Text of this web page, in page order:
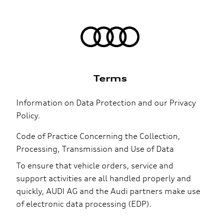
Terms
Information on Data Protection and our Privacy
Policy.
Code of Practice Concerning the Collection,
Processing, Transmission and Use of Data
To ensure that vehicle orders, service and
support activities are all handled properly and
quickly, AUDI AG and the Audi partners make use
of electronic data processing (EDP).